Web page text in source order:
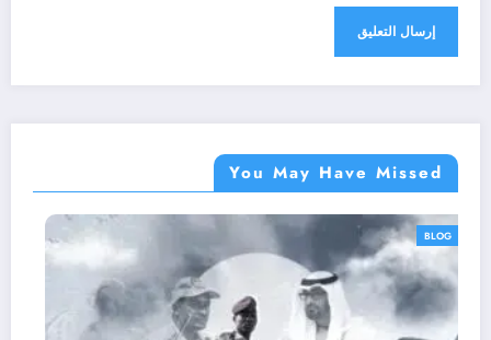
You May Have Missed
BLOG